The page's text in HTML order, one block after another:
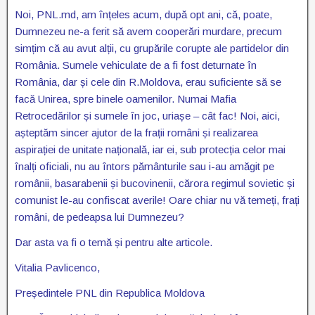
Noi, PNL.md, am înțeles acum, după opt ani, că, poate,
Dumnezeu ne-a ferit să avem cooperări murdare, precum
simțim că au avut alții, cu grupările corupte ale partidelor din
România. Sumele vehiculate de a fi fost deturnate în
România, dar și cele din R.Moldova, erau suficiente să se
facă Unirea, spre binele oamenilor. Numai Mafia
Retrocedărilor și sumele în joc, uriașe – cât fac! Noi, aici,
așteptăm sincer ajutor de la frații români și realizarea
aspirației de unitate națională, iar ei, sub protecția celor mai
înalți oficiali, nu au întors pământurile sau i-au amăgit pe
românii, basarabenii și bucovinenii, cărora regimul sovietic și
comunist le-au confiscat averile! Oare chiar nu vă temeți, frați
români, de pedeapsa lui Dumnezeu?
Dar asta va fi o temă și pentru alte articole.
Vitalia Pavlicenco,
Președintele PNL din Republica Moldova